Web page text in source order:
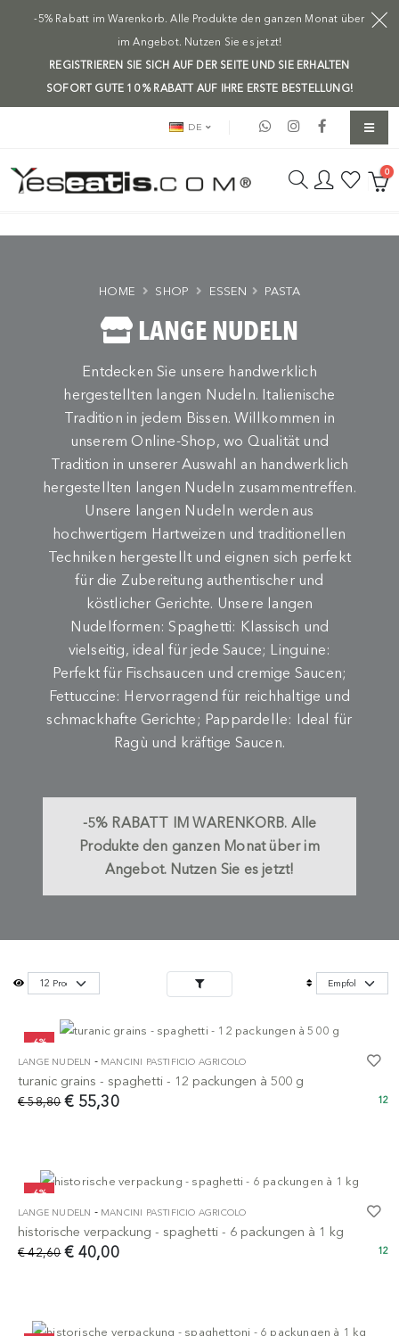
-5% Rabatt im Warenkorb. Alle Produkte den ganzen Monat über
im Angebot. Nutzen Sie es jetzt!
REGISTRIEREN SIE SICH AUF DER SEITE UND SIE ERHALTEN
SOFORT GUTE 10 % RABATT AUF IHRE ERSTE BESTELLUNG!
DE
0
LANGE NUDELN
Entdecken Sie unsere handwerklich
hergestellten langen Nudeln. Italienische
Tradition in jedem Bissen. Willkommen in
unserem Online-Shop, wo Qualität und
Tradition in unserer Auswahl an handwerklich
hergestellten langen Nudeln zusammentreffen.
Unsere langen Nudeln werden aus
hochwertigem Hartweizen und traditionellen
Techniken hergestellt und eignen sich perfekt
für die Zubereitung authentischer und
köstlicher Gerichte. Unsere langen
Nudelformen: Spaghetti: Klassisch und
vielseitig, ideal für jede Sauce; Linguine:
Perfekt für Fischsaucen und cremige Saucen;
Fettuccine: Hervorragend für reichhaltige und
schmackhafte Gerichte; Pappardelle: Ideal für
Ragù und kräftige Saucen.
-5% RABATT IM WARENKORB. Alle
Produkte den ganzen Monat über im
Angebot. Nutzen Sie es jetzt!
HOME SHOP ESSEN PASTA
-6%
LANGE NUDELN - MANCINI PASTIFICIO AGRICOLO
turanic grains - spaghetti - 12 packungen à 500 g
€ 55,30
€ 58,80 12
-6%
LANGE NUDELN - MANCINI PASTIFICIO AGRICOLO
historische verpackung - spaghetti - 6 packungen à 1 kg
€ 40,00
€ 42,60 12